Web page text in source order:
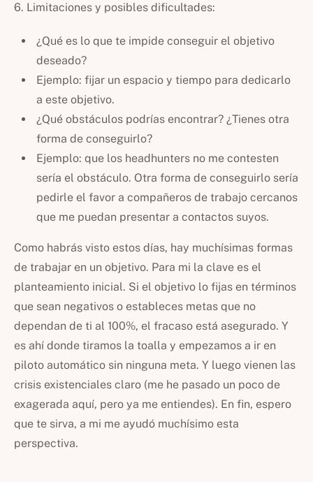
6. Limitaciones y posibles dificultades:
¿Qué es lo que te impide conseguir el objetivo
deseado?
Ejemplo: fijar un espacio y tiempo para dedicarlo
a este objetivo.
¿Qué obstáculos podrías encontrar? ¿Tienes otra
forma de conseguirlo?
Ejemplo: que los headhunters no me contesten
sería el obstáculo. Otra forma de conseguirlo sería
pedirle el favor a compañeros de trabajo cercanos
que me puedan presentar a contactos suyos.
Como habrás visto estos días, hay muchísimas formas
de trabajar en un objetivo. Para mi la clave es el
planteamiento inicial. Si el objetivo lo fijas en términos
que sean negativos o estableces metas que no
dependan de ti al 100%, el fracaso está asegurado. Y
es ahí donde tiramos la toalla y empezamos a ir en
piloto automático sin ninguna meta. Y luego vienen las
crisis existenciales claro (me he pasado un poco de
exagerada aquí, pero ya me entiendes). En fin, espero
que te sirva, a mi me ayudó muchísimo esta
perspectiva.